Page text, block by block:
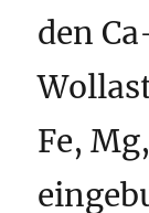
den
Fe,